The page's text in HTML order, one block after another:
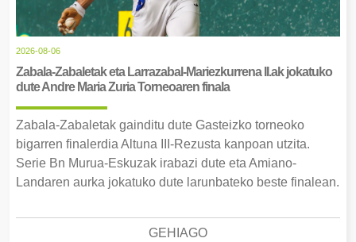
2026-08-06
Zabala-Zabaletak eta Larrazabal-Mariezkurrena II.ak jokatuko
dute Andre Maria Zuria Torneoaren finala
Zabala-Zabaletak gainditu dute Gasteizko torneoko
bigarren finalerdia Altuna III-Rezusta kanpoan utzita.
Serie Bn Murua-Eskuzak irabazi dute eta Amiano-
Landaren aurka jokatuko dute larunbateko beste finalean.
GEHIAGO